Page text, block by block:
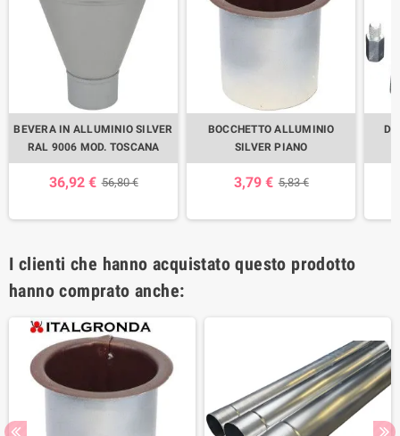
BEVERA IN ALLUMINIO SILVER
RAL 9006 MOD. TOSCANA
36,92 € 56,80 €
BOCCHETTO ALLUMINIO
SILVER PIANO
3,79 € 5,83 €
I clienti che hanno acquistato questo prodotto
hanno comprato anche: